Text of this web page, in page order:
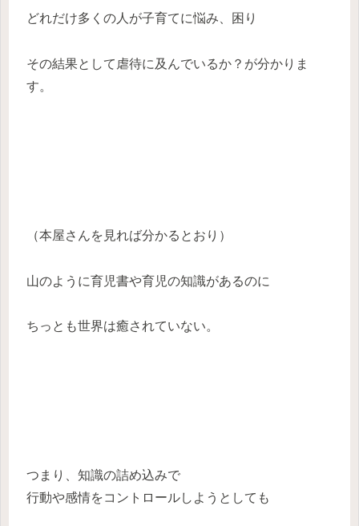
どれだけ多くの人が子育てに悩み、困り
その結果として虐待に及んでいるか？が分かりま
す。
（本屋さんを見れば分かるとおり）
山のように育児書や育児の知識があるのに
ちっとも世界は癒されていない。
つまり、知識の詰め込みで
行動や感情をコントロールしようとしても